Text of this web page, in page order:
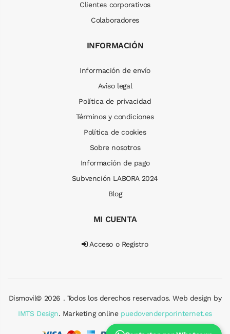
Clientes corporativos
Colaboradores
INFORMACIÓN
Información de envío
Aviso legal
Política de privacidad
Términos y condiciones
Política de cookies
Sobre nosotros
Información de pago
Subvención LABORA 2024
Blog
MI CUENTA
Acceso o Registro
Dismovil© 2026 . Todos los derechos reservados. Web design by
IMTS Design. Marketing online puedovenderporinternet.es